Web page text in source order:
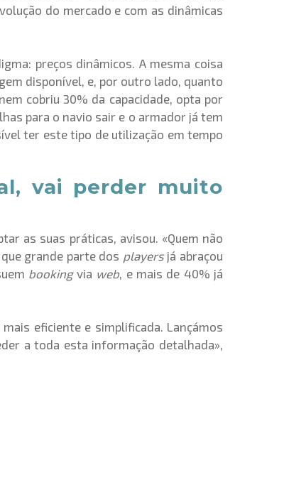
do mercado e com as dinâmicas
preços dinâmicos. A mesma coisa
disponível, e, por outro lado, quanto
cobriu 30% da capacidade, opta por
para o navio sair e o armador já tem
ter este tipo de utilização em tempo
vai perder muito
as suas práticas, avisou. «Quem não
grande parte dos players já abraçou
bookingvia web, e mais de 40% já
eficiente e simplificada. Lançámos
a toda esta informação detalhada»,